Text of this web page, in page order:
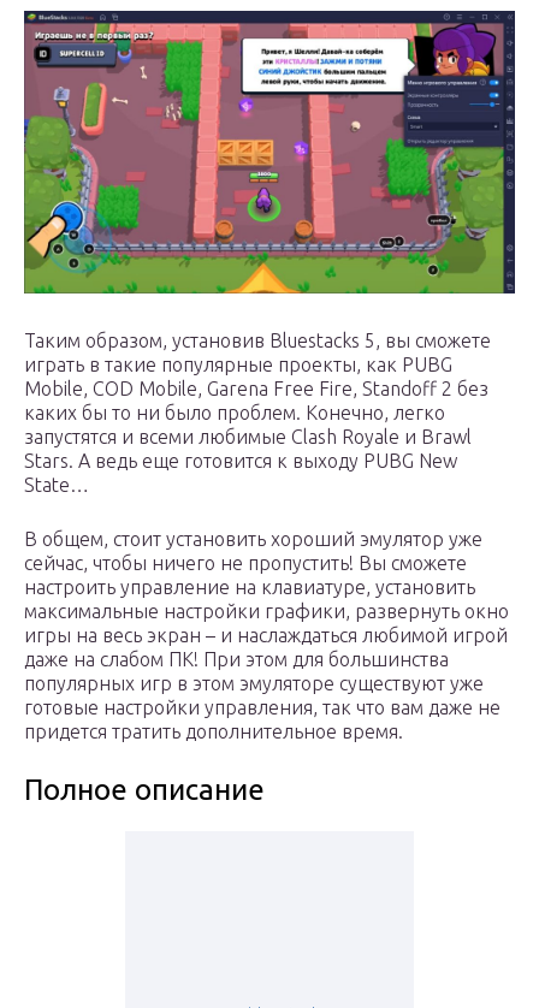
Таким образом, установив Bluestacks 5, вы сможете
играть в такие популярные проекты, как PUBG
Mobile, COD Mobile, Garena Free Fire, Standoff 2 без
каких бы то ни было проблем. Конечно, легко
запустятся и всеми любимые Clash Royale и Brawl
Stars. А ведь еще готовится к выходу PUBG New
State…
В общем, стоит установить хороший эмулятор уже
сейчас, чтобы ничего не пропустить! Вы сможете
настроить управление на клавиатуре, установить
максимальные настройки графики, развернуть окно
игры на весь экран – и наслаждаться любимой игрой
даже на слабом ПК! При этом для большинства
популярных игр в этом эмуляторе существуют уже
готовые настройки управления, так что вам даже не
придется тратить дополнительное время.
Полное описание